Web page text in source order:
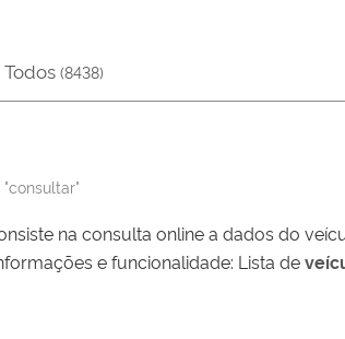
Todos (8438)
"consultar"
na consulta online a dados do
Através desta consulta, o cidadão pode ter acesso as seguintes informações e funcionalidade: Lista de
de Recall, Multa Renainf,...